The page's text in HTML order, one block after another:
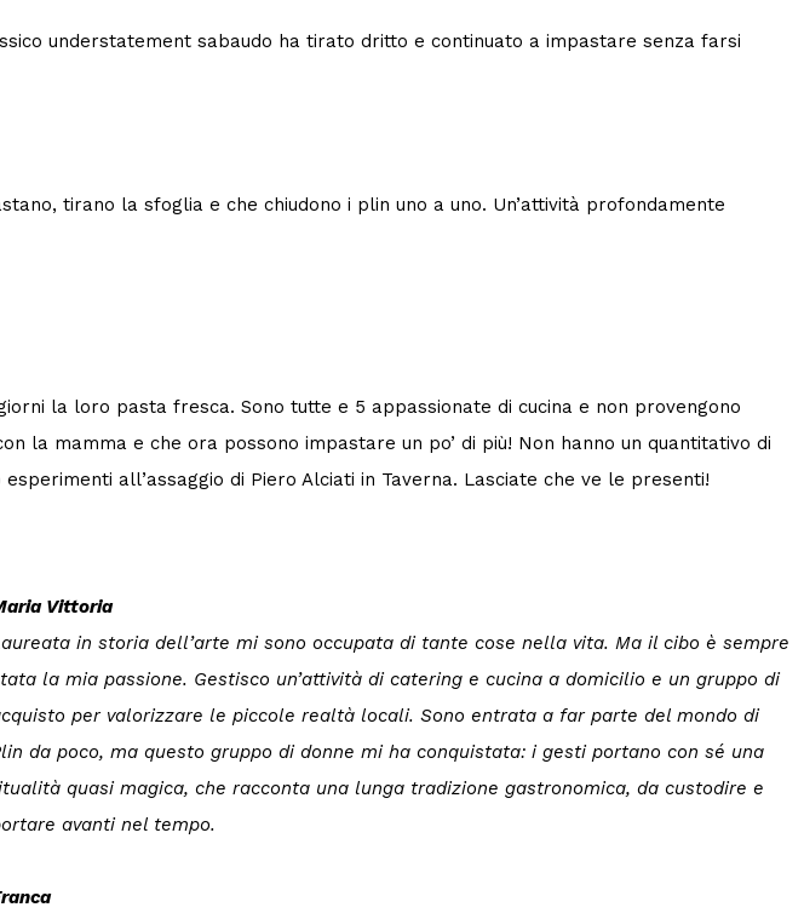
understatement sabaudo ha tirato dritto e continuato a impastare senza farsi
tirano la sfoglia e che chiudono i plin uno a uno. Un’attività profondamente
la loro pasta fresca. Sono tutte e 5 appassionate di cucina e non provengono
la mamma e che ora possono impastare un po’ di più! Non hanno un quantitativo di
all’assaggio di Piero Alciati in Taverna. Lasciate che ve le presenti!
Vittoria
in storia dell’arte mi sono occupata di tante cose nella vita. Ma il cibo è sempre
la mia passione. Gestisco un’attività di catering e cucina a domicilio e un gruppo di
per valorizzare le piccole realtà locali. Sono entrata a far parte del mondo di
da poco, ma questo gruppo di donne mi ha conquistata: i gesti portano con sé una
quasi magica, che racconta una lunga tradizione gastronomica, da custodire e
avanti nel tempo.